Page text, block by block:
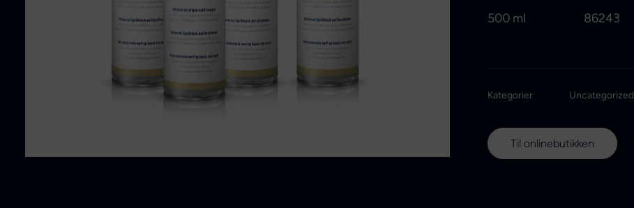
500 ml 86243
Kategorier Uncategorized
Til onlinebutikken